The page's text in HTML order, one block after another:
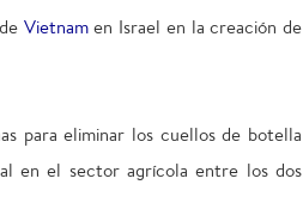
Vietnamen Israel en la creación de
para eliminar los cuellos de botella
en el sector agrícola entre los dos